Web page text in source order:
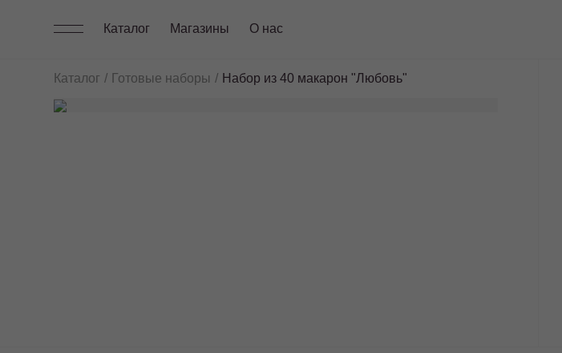
Каталог Магазины О нас
Каталог Готовые наборы Набор из 40 макарон "Любовь"